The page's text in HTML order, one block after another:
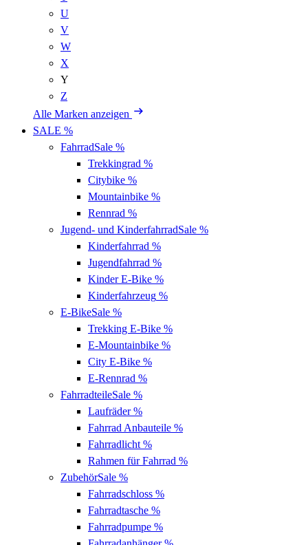
U
V
W
X
Y
Z
Alle Marken anzeigen
SALE %
FahrradSale %
Trekkingrad %
Citybike %
Mountainbike %
Rennrad %
Jugend- und KinderfahrradSale %
Kinderfahrrad %
Jugendfahrrad %
Kinder E-Bike %
Kinderfahrzeug %
E-BikeSale %
Trekking E-Bike %
E-Mountainbike %
City E-Bike %
E-Rennrad %
FahrradteileSale %
Laufräder%
Fahrrad Anbauteile %
Fahrradlicht %
Rahmen für Fahrrad %
ZubehörSale %
Fahrradschloss %
Fahrradtasche %
Fahrradpumpe %